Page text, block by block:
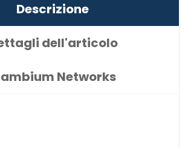
Descrizione
dell'articolo
Networks